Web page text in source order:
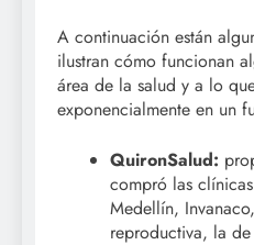
A continuación están
ilustran cómo funcionan
área de la salud y a lo
exponencialmente en un
QuironSalud:
compró las
Medellín,
reproductiva, la